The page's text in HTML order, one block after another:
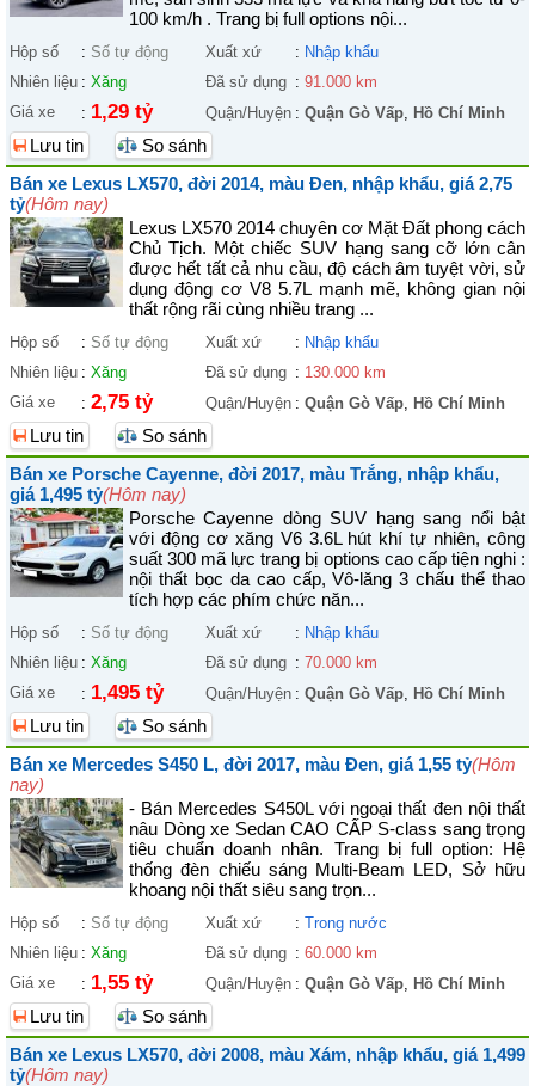
100 km/h . Trang bị full options nội...
Hộp số : Số tự động Xuất xứ : Nhập khẩu
Nhiên liệu : Xăng Đã sử dụng : 91.000 km
Giá xe
: 1,29 tỷ Quận/Huyện : Quận Gò Vấp, Hồ Chí Minh
Lưu tin
So sánh
Bán xe Lexus LX570, đời 2014, màu Đen, nhập khẩu, giá 2,75
tỷ(Hôm nay)
Lexus LX570 2014 chuyên cơ Mặt Đất phong cách
Chủ Tịch. Một chiếc SUV hạng sang cỡ lớn cân
được hết tất cả nhu cầu, độ cách âm tuyệt vời, sử
dụng động cơ V8 5.7L mạnh mẽ, không gian nội
thất rộng rãi cùng nhiều trang ...
Hộp số : Số tự động Xuất xứ : Nhập khẩu
Nhiên liệu : Xăng Đã sử dụng : 130.000 km
Giá xe
: 2,75 tỷ Quận/Huyện : Quận Gò Vấp, Hồ Chí Minh
Lưu tin
So sánh
Bán xe Porsche Cayenne, đời 2017, màu Trắng, nhập khẩu,
giá 1,495 tỷ(Hôm nay)
Porsche Cayenne dòng SUV hạng sang nổi bật
với động cơ xăng V6 3.6L hút khí tự nhiên, công
suất 300 mã lực trang bị options cao cấp tiện nghi :
nội thất bọc da cao cấp, Vô-lăng 3 chấu thể thao
tích hợp các phím chức năn...
Hộp số : Số tự động Xuất xứ : Nhập khẩu
Nhiên liệu : Xăng Đã sử dụng : 70.000 km
Giá xe
: 1,495 tỷ Quận/Huyện : Quận Gò Vấp, Hồ Chí Minh
Lưu tin
So sánh
Bán xe Mercedes S450 L, đời 2017, màu Đen, giá 1,55 tỷ(Hôm
nay)
- Bán Mercedes S450L với ngoại thất đen nội thất
nâu Dòng xe Sedan CAO CẤP S-class sang trọng
tiêu chuẩn doanh nhân. Trang bị full option: Hệ
thống đèn chiếu sáng Multi-Beam LED, Sở hữu
khoang nội thất siêu sang trọn...
Hộp số : Số tự động Xuất xứ : Trong nước
Nhiên liệu : Xăng Đã sử dụng : 60.000 km
Giá xe
: 1,55 tỷ Quận/Huyện : Quận Gò Vấp, Hồ Chí Minh
Lưu tin
So sánh
Bán xe Lexus LX570, đời 2008, màu Xám, nhập khẩu, giá 1,499
tỷ(Hôm nay)